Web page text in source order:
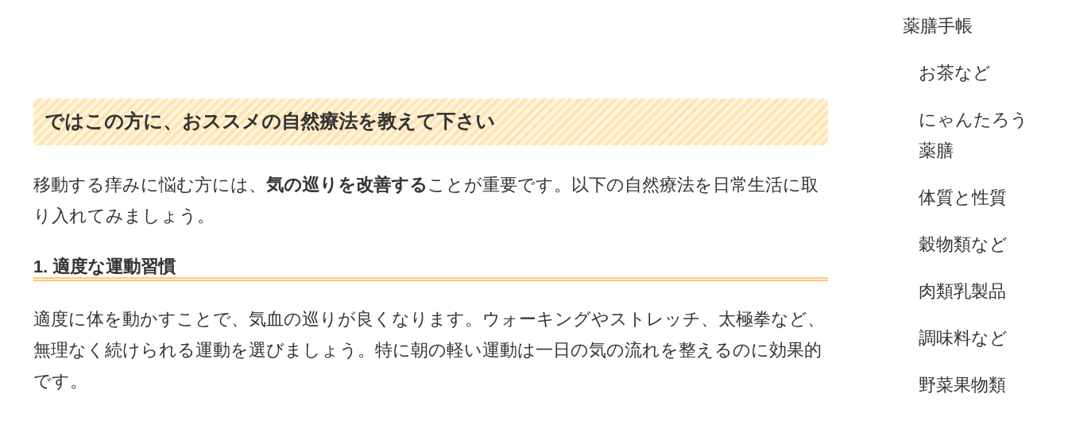
ではこの方に、おススメの自然療法を教えて下さい
移動する痒みに悩む方には、 気の巡りを改善する ことが重要です。以下の自然療法を日常生活に取
り入れてみましょう。
1. 適度な運動習慣
適度に体を動かすことで、気血の巡りが良くなります。ウォーキングやストレッチ、太極拳など、
無理なく続けられる運動を選びましょう。特に朝の軽い運動は一日の気の流れを整えるのに効果的
です。
薬膳手帳
お茶など
にゃんたろう
薬膳
体質と性質
穀物類など
肉類乳製品
調味料など
野菜果物類